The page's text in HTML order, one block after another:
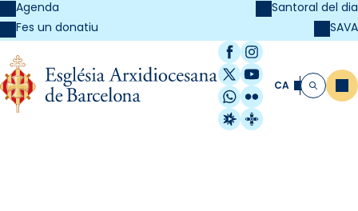
Agenda
Fes un donatiu
Santoral del dia
SAVA
Facebook
Instagram
X / Twitter
YouTube
WhatsApp
Flickr
Radio Estel
Catalunya
CA Cerca